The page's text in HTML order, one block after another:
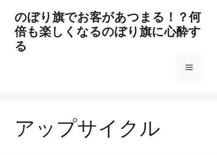
のぼり旗でお客があつまる！？何
倍も楽しくなるのぼり旗に心酔す
る
メ
アップサイクル